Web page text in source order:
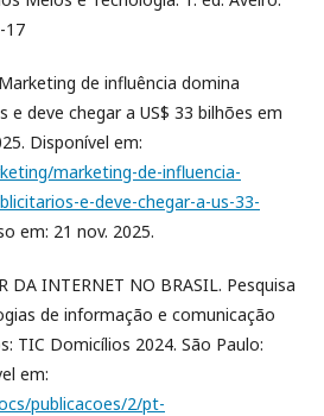
17
de influência domina
deve chegar a US$ 33 bilhões em
Disponível em:
marketing-de-influencia-
e-deve-chegar-a-us-33-
em: 21 nov. 2025.
DA INTERNET NO BRASIL. Pesquisa
de informação e comunicação
TIC Domicílios 2024. São Paulo:
em:
publicacoes/2/pt-